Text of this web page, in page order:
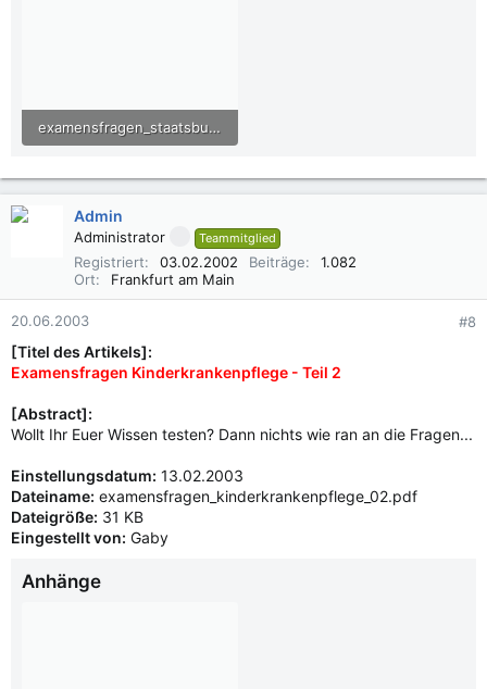
examensfragen_staatsbuergerkunde_02.pdf
Admin
Administrator Teammitglied
Registriert 03.02.2002 Beiträge
1.082
Ort
Frankfurt am Main
20.06.2003 #8
[Titel des Artikels]:
Examensfragen Kinderkrankenpflege - Teil 2
[Abstract]:
Wollt Ihr Euer Wissen testen? Dann nichts wie ran an die Fragen...
Einstellungsdatum: 13.02.2003
Dateiname: examensfragen_kinderkrankenpflege_02.pdf
Dateigröße: 31 KB
Eingestellt von: Gaby
Anhänge